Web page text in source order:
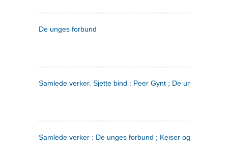
De unges forbund
Samlede verker. Sjette bind : Peer Gynt ; De unges
Samlede verker : De unges forbund ; Keiser og Galilæer. 3